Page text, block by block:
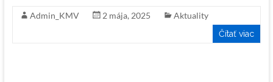
Admin_KMV 2 mája, 2025 Aktuality
Čítať viac